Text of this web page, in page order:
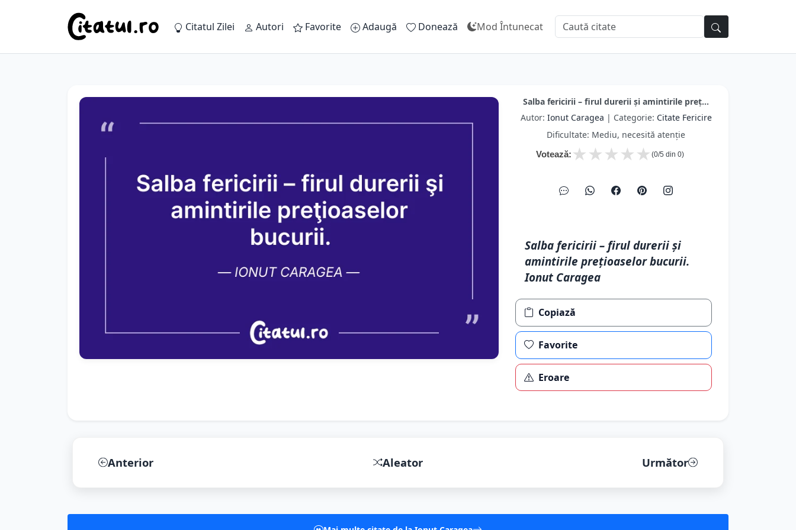
Citatul Zilei Autori Favorite Adaugă Donează Mod Întunecat
Salba fericirii – firul durerii şi amintirile preţ...
Autor: Ionut Caragea | Categorie: Citate Fericire
Dificultate: Mediu, necesită atenție
Votează: ★
★
★
★
★ (0/5 din 0)
Salba fericirii – firul durerii şi
amintirile preţioaselor bucurii.
Ionut Caragea
Copiază
Favorite
Eroare
Anterior Aleator Următor